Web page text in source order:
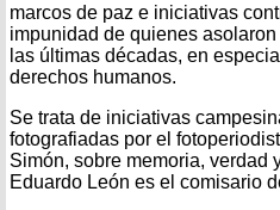
marcos de paz e iniciativas
impunidad de quienes
las últimas décadas, en
derechos humanos.
Se trata de iniciativas
fotografiadas por el
Simón, sobre memoria, verdad
Eduardo León es el comisario